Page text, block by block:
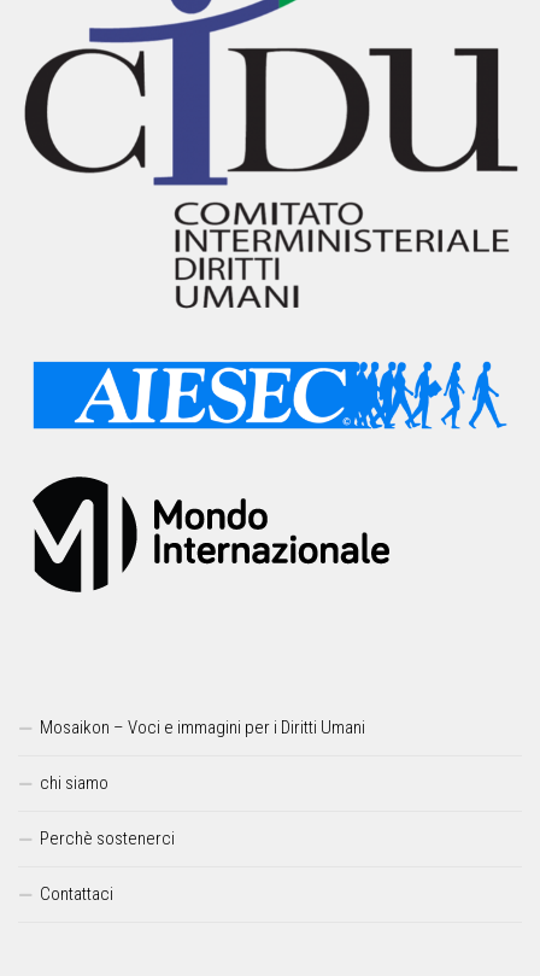
Mosaikon – Voci e immagini per i Diritti Umani
chi siamo
Perchè sostenerci
Contattaci